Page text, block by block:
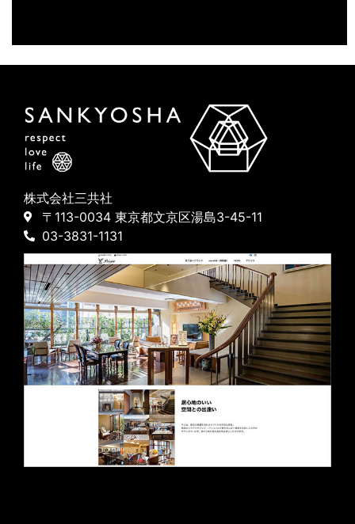
株式会社三共社
〒113-0034 東京都文京区湯島3-45-11
03-3831-1131